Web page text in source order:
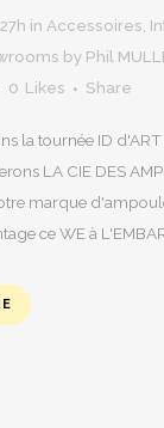
in Accessoires
by Phil
0 Likes Share
la tournée ID d'ART
LA CIE DES
marque
ce WE à